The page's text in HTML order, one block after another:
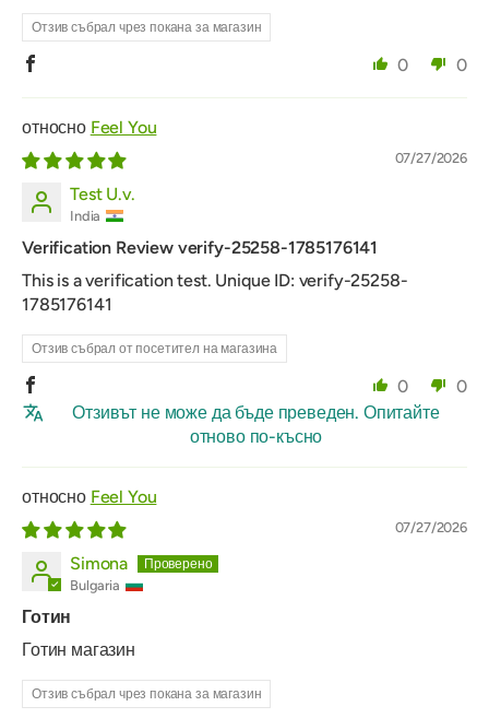
Отзив събрал чрез покана за магазин
0 0
Feel You
07/27/2026
Test U.v.
India
Verification Review verify-25258-1785176141
This is a verification test. Unique ID: verify-25258-
1785176141
Отзив събрал от посетител на магазина
0
0
Отзивът не може да бъде преведен. Опитайте
отново по-късно
Feel You
07/27/2026
Simona
Bulgaria
Готин
Готин магазин
Отзив събрал чрез покана за магазин